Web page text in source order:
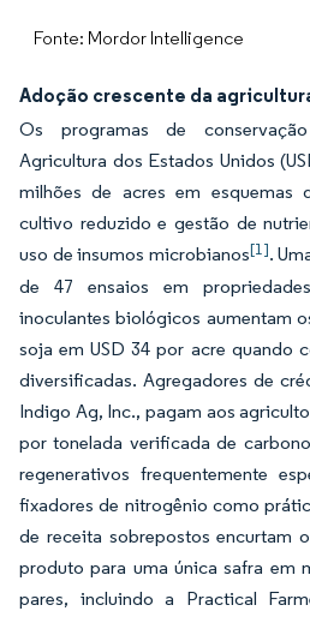
Fonte: Mordor Intelligence
Adoção crescente da
Os programas de
Agricultura dos Estados Unidos
milhões de acres em esquemas
cultivo reduzido e gestão de
uso de insumos microbianos[1].
de 47 ensaios em
inoculantes biológicos aumentam
soja em USD 34 por acre quando
diversificadas. Agregadores de
Indigo Ag, Inc., pagam aos
por tonelada verificada de
regenerativos frequentemente
fixadores de nitrogênio como
de receita sobrepostos encurtam
produto para uma única safra em
pares, incluindo a Practical